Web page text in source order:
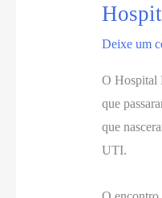
Deixe um
O Hospital
que
que
UTI.